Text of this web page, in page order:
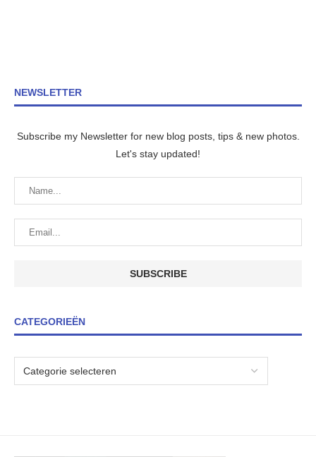
NEWSLETTER
Subscribe my Newsletter for new blog posts, tips & new photos.
Let's stay updated!
CATEGORIEËN